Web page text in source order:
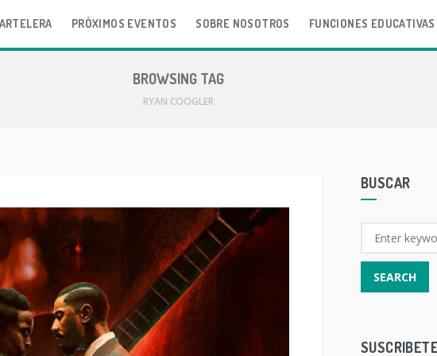
PRÓXIMOS EVENTOS SOBRE NOSOTROS FUNCIONES EDUCATIVAS
BROWSING TAG
RYAN COOGLER
BUSCAR